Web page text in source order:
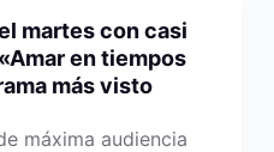
martes con casi
en tiempos
más visto
máxima audiencia